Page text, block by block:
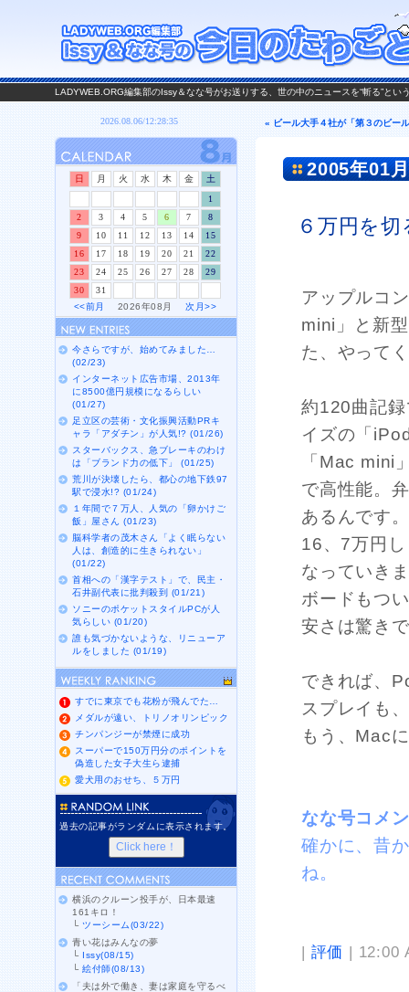
LADYWEB.ORG編集部のIssy＆なな号がお送りする、世の中のニュースを“斬る”と
« ビール大手４社が「第３のビー
2005年01
６万円を
アップルコ
mini」と新
た、やって
約120曲記
イズの「
「Mac mini
で高性能。
あるんです
16、7万円
なっていき
ボードもつ
安さは驚き
できれば、
スプレイも
もう、Mac
なな号コ
確かに、昔
ね。
| 評価 | 12:00
日 月 火 水 木 金
土
1
2
3 4 5 6 7
8
9
10 11 12 13 14
15
16
17 18 19 20 21
22
23
24 25 26 27 28
29
30
31
<<前月
2026年08月次月>>
今さらですが、始めてみました…
(02/23)
インターネット広告市場、2013年
に8500億円規模になるらしい
(01/27)
足立区の芸術・文化振興活動PRキ
ャラ「アダチン」が人気!? (01/26)
スターバックス、急ブレーキのわけ
は「ブランド力の低下」 (01/25)
荒川が決壊したら、都心の地下鉄97
駅で浸水!? (01/24)
１年間で７万人、人気の「卵かけご
飯」屋さん (01/23)
脳科学者の茂木さん「よく眠らない
人は、創造的に生きられない」
(01/22)
首相への「漢字テスト」で、民主・
石井副代表に批判殺到 (01/21)
ソニーのポケットスタイルPCが人
気らしい (01/20)
誰も気づかないような、リニューア
ルをしました (01/19)
すでに東京でも花粉が飛んでた…
メダルが遠い、トリノオリンピック
チンパンジーが禁煙に成功
スーパーで150万円分のポイントを
偽造した女子大生ら逮捕
愛犬用のおせち、５万円
過去の記事がランダムに表示されます。
横浜のクルーン投手が、日本最速
161キロ！
└ツーシーム(03/22)
青い花はみんなの夢
└ Issy(08/15)
└絵付師(08/13)
「夫は外で働き、妻は家庭を守るべ